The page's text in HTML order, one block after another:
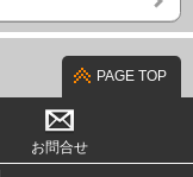
PAGE TOP
お問合せ